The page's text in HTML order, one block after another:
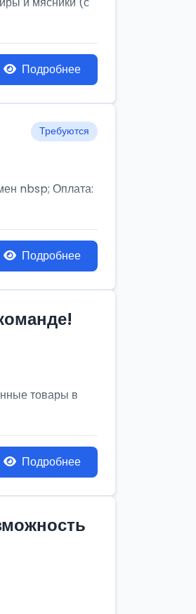
Подробнее
Требуются
nbsp; Оплата:
Подробнее
товары в
Подробнее